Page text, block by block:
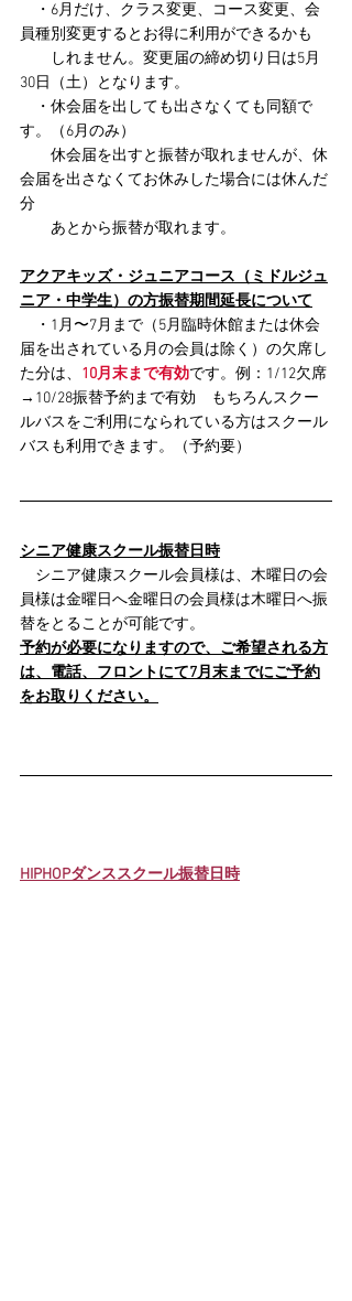
・6月だけ、クラス変更、コース変更、会
員種別変更するとお得に利用ができるかも
しれません。変更届の締め切り日は5月
30日（土）となります。
・休会届を出しても出さなくても同額で
す。（6月のみ）
休会届を出すと振替が取れませんが、休
会届を出さなくてお休みした場合には休んだ
分
あとから振替が取れます。
アクアキッズ・ジュニアコース（ミドルジュ
ニア・中学生）の方振替期間延長について
・1月〜7月まで（5月臨時休館または休会
届を出されている月の会員は除く）の欠席し
た分は、 10月末まで有効です。例：1/12欠席
→10/28振替予約まで有効　もちろんスクー
ルバスをご利用になられている方はスクール
バスも利用できます。（予約要）
シニア健康スクール振替日時
シニア健康スクール会員様は、木曜日の会
員様は金曜日へ金曜日の会員様は木曜日へ振
替をとることが可能です。
予約が必要になりますので、ご希望される方
は、電話、フロントにて7月末までにご予約
をお取りください。
HIPHOPダンススクール振替日時